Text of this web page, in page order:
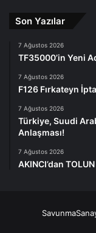
Son Yazılar
7 Ağustos 2026
TF35000’in Yeni
7 Ağustos 2026
F126 Fırkateyn
7 Ağustos 2026
Türkiye, Suudi
Anlaşması!
7 Ağustos 2026
AKINCI’dan